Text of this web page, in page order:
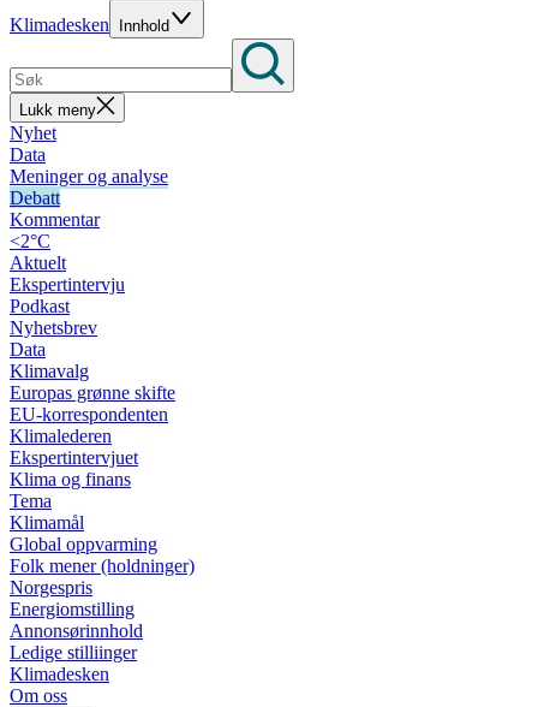
Klimadesken Innhold
Lukk meny
Nyhet
Data
Meninger og analyse
Debatt
Kommentar
<2°C
Aktuelt
Ekspertintervju
Podkast
Nyhetsbrev
Data
Klimavalg
Europas grønne skifte
EU-korrespondenten
Klimalederen
Ekspertintervjuet
Klima og finans
Tema
Klimamål
Global oppvarming
Folk mener (holdninger)
Norgespris
Energiomstilling
Annonsørinnhold
Ledige stilliinger
Klimadesken
Om oss